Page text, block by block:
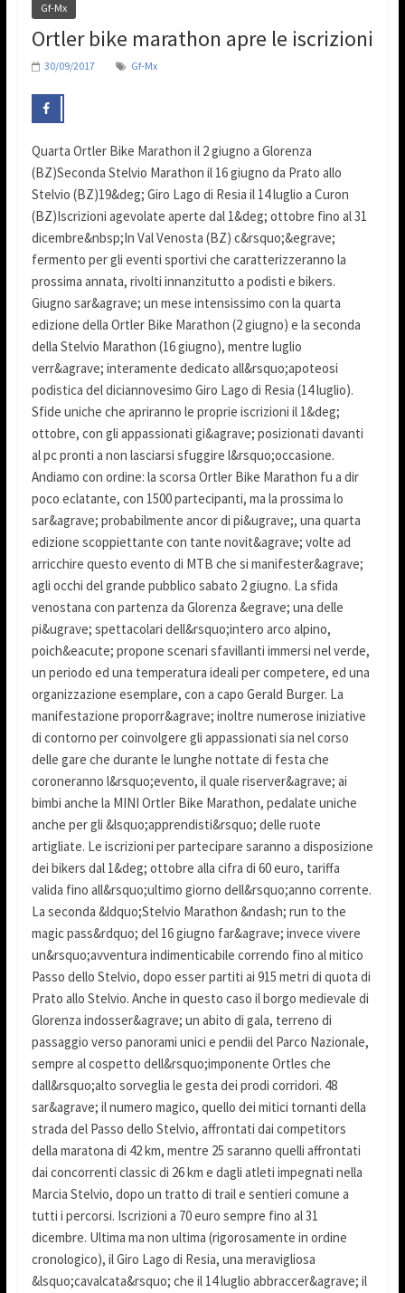
Gf-Mx
Ortler bike marathon apre le iscrizioni
30/09/2017 Gf-Mx
Quarta Ortler Bike Marathon il 2 giugno a Glorenza
(BZ)Seconda Stelvio Marathon il 16 giugno da Prato allo
Stelvio (BZ)19&deg; Giro Lago di Resia il 14 luglio a Curon
(BZ)Iscrizioni agevolate aperte dal 1&deg; ottobre fino al 31
dicembre&nbsp;In Val Venosta (BZ) c&rsquo;&egrave;
fermento per gli eventi sportivi che caratterizzeranno la
prossima annata, rivolti innanzitutto a podisti e bikers.
Giugno sar&agrave; un mese intensissimo con la quarta
edizione della Ortler Bike Marathon (2 giugno) e la seconda
della Stelvio Marathon (16 giugno), mentre luglio
verr&agrave; interamente dedicato all&rsquo;apoteosi
podistica del diciannovesimo Giro Lago di Resia (14 luglio).
Sfide uniche che apriranno le proprie iscrizioni il 1&deg;
ottobre, con gli appassionati gi&agrave; posizionati davanti
al pc pronti a non lasciarsi sfuggire l&rsquo;occasione.
Andiamo con ordine: la scorsa Ortler Bike Marathon fu a dir
poco eclatante, con 1500 partecipanti, ma la prossima lo
sar&agrave; probabilmente ancor di pi&ugrave;, una quarta
edizione scoppiettante con tante novit&agrave; volte ad
arricchire questo evento di MTB che si manifester&agrave;
agli occhi del grande pubblico sabato 2 giugno. La sfida
venostana con partenza da Glorenza &egrave; una delle
pi&ugrave; spettacolari dell&rsquo;intero arco alpino,
poich&eacute; propone scenari sfavillanti immersi nel verde,
un periodo ed una temperatura ideali per competere, ed una
organizzazione esemplare, con a capo Gerald Burger. La
manifestazione proporr&agrave; inoltre numerose iniziative
di contorno per coinvolgere gli appassionati sia nel corso
delle gare che durante le lunghe nottate di festa che
coroneranno l&rsquo;evento, il quale riserver&agrave; ai
bimbi anche la MINI Ortler Bike Marathon, pedalate uniche
anche per gli &lsquo;apprendisti&rsquo; delle ruote
artigliate. Le iscrizioni per partecipare saranno a disposizione
dei bikers dal 1&deg; ottobre alla cifra di 60 euro, tariffa
valida fino all&rsquo;ultimo giorno dell&rsquo;anno corrente.
La seconda &ldquo;Stelvio Marathon &ndash; run to the
magic pass&rdquo; del 16 giugno far&agrave; invece vivere
un&rsquo;avventura indimenticabile correndo fino al mitico
Passo dello Stelvio, dopo esser partiti ai 915 metri di quota di
Prato allo Stelvio. Anche in questo caso il borgo medievale di
Glorenza indosser&agrave; un abito di gala, terreno di
passaggio verso panorami unici e pendii del Parco Nazionale,
sempre al cospetto dell&rsquo;imponente Ortles che
dall&rsquo;alto sorveglia le gesta dei prodi corridori. 48
sar&agrave; il numero magico, quello dei mitici tornanti della
strada del Passo dello Stelvio, affrontati dai competitors
della maratona di 42 km, mentre 25 saranno quelli affrontati
dai concorrenti classic di 26 km e dagli atleti impegnati nella
Marcia Stelvio, dopo un tratto di trail e sentieri comune a
tutti i percorsi. Iscrizioni a 70 euro sempre fino al 31
dicembre. Ultima ma non ultima (rigorosamente in ordine
cronologico), il Giro Lago di Resia, una meravigliosa
&lsquo;cavalcata&rsquo; che il 14 luglio abbraccer&agrave; il